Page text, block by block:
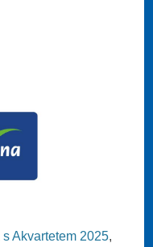
Akvartetem 2025,